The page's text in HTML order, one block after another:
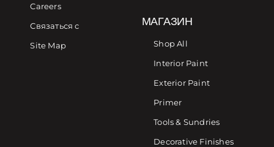
Careers
Связаться с
Site Map
МАГАЗИН
Shop All
Interior Paint
Exterior Paint
Primer
Tools & Sundries
Decorative Finishes